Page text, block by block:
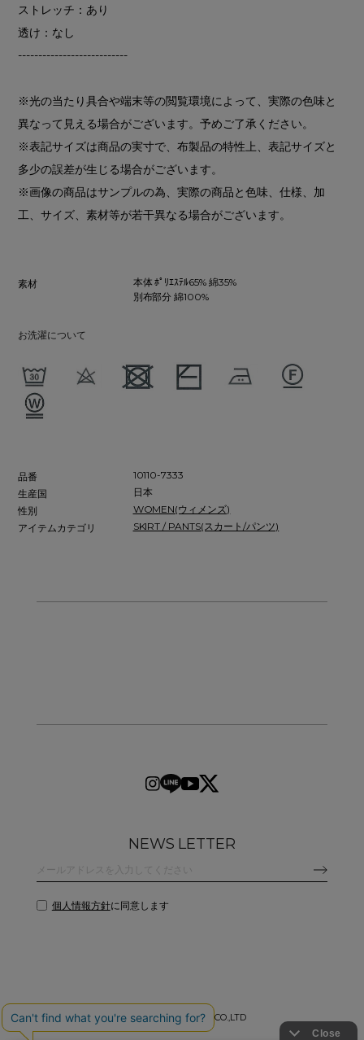
ストレッチ：あり
透け：なし
---------------------------
※光の当たり具合や端末等の閲覧環境によって、実際の色味と
異なって見える場合がございます。予めご了承ください。
※表記サイズは商品の実寸で、布製品の特性上、表記サイズと
多少の誤差が生じる場合がございます。
※画像の商品はサンプルの為、実際の商品と色味、仕様、加
工、サイズ、素材等が若干異なる場合がございます。
素材
本体 ﾎﾟﾘｴｽﾃﾙ65% 綿35%
別布部分 綿100%
お洗濯について
品番
10110-7333
生産国
日本
性別
WOMEN(ウィメンズ)
アイテムカテゴリ
SKIRT / PANTS(スカート/パンツ)
NEWS LETTER
個人情報方針に同意します
©2026 CLANE DESIGN CO.,LTD